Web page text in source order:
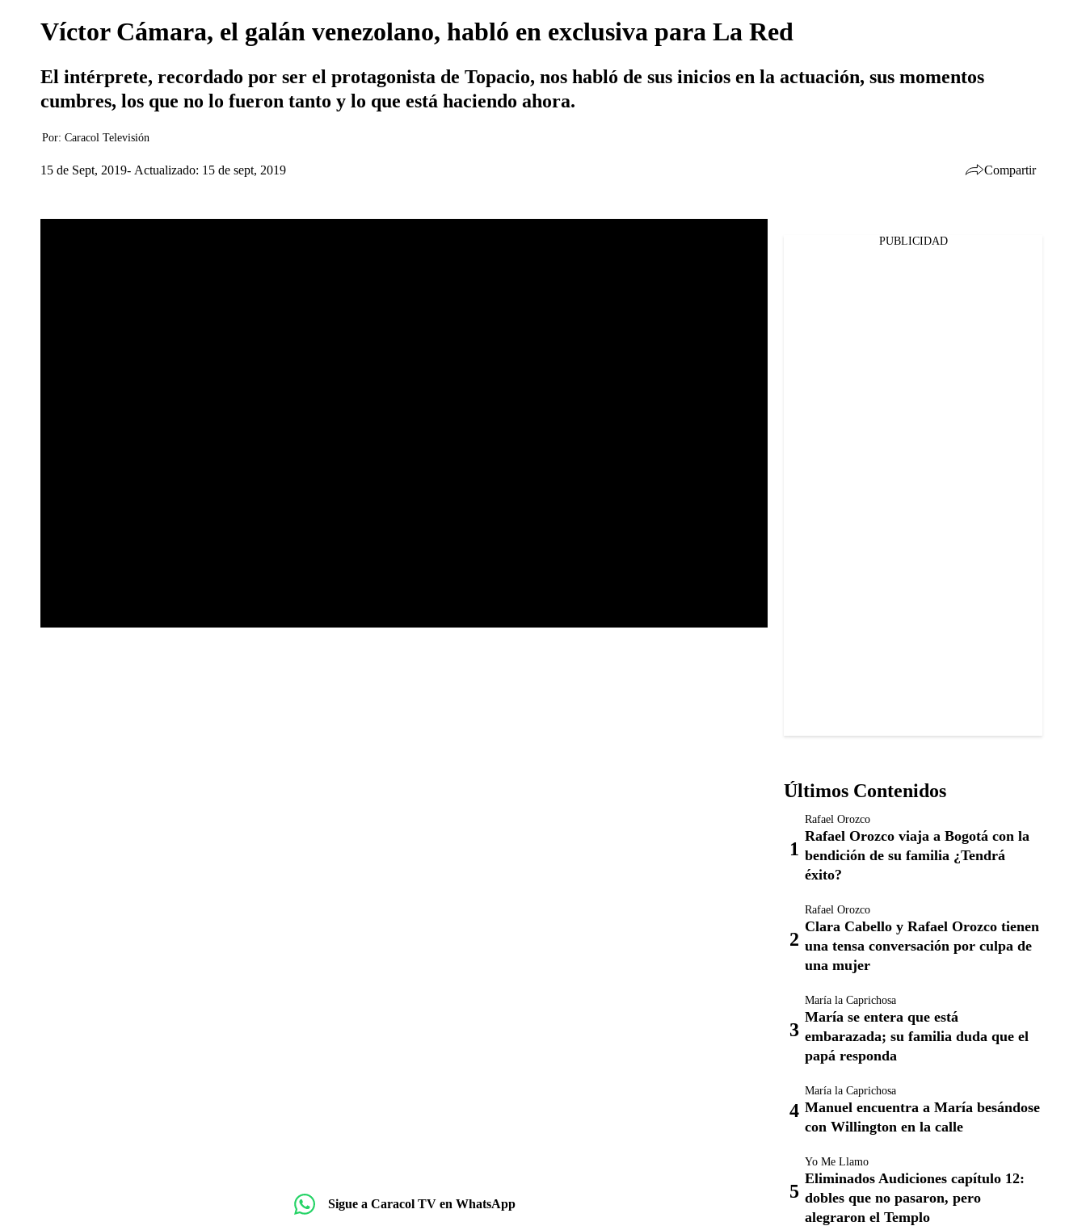
Víctor Cámara, el galán venezolano, habló en exclusiva para La Red
El intérprete, recordado por ser el protagonista de Topacio, nos habló de sus inicios en la actuación, sus momentos
cumbres, los que no lo fueron tanto y lo que está haciendo ahora.
Por: Caracol Televisión
15 de Sept, 2019 Actualizado: 15 de sept, 2019 Compartir
Sigue a Caracol TV en WhatsApp
PUBLICIDAD
Últimos Contenidos
Rafael Orozco
Rafael Orozco viaja a Bogotá con la
bendición de su familia ¿Tendrá
éxito?
Rafael Orozco
Clara Cabello y Rafael Orozco tienen
una tensa conversación por culpa de
una mujer
María la Caprichosa
María se entera que está
embarazada; su familia duda que el
papá responda
María la Caprichosa
Manuel encuentra a María besándose
con Willington en la calle
Yo Me Llamo
Eliminados Audiciones capítulo 12:
dobles que no pasaron, pero
alegraron el Templo